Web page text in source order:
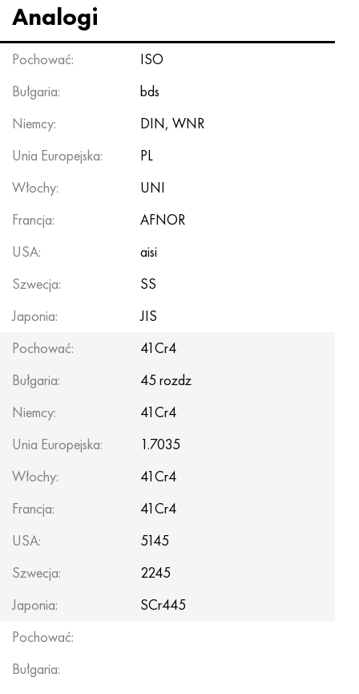
Analogi
Pochować:
ISO
Bułgaria:
bds
Niemcy:
DIN, WNR
Unia Europejska:
PL
Włochy:
UNI
Francja:
AFNOR
USA:
aisi
Szwecja:
SS
Japonia:
JIS
Pochować:
41Cr4
Bułgaria:
45 rozdz
Niemcy:
41Cr4
Unia Europejska:
1.7035
Włochy:
41Cr4
Francja:
41Cr4
USA:
5145
Szwecja:
2245
Japonia:
SCr445
Pochować:
Bułgaria: